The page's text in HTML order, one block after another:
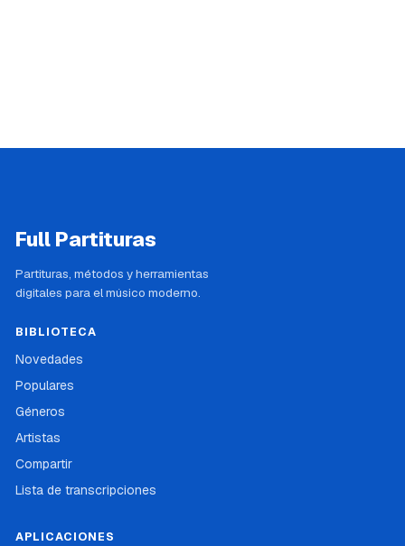
Full Partituras
Partituras, métodos y herramientas
digitales para el músico moderno.
BIBLIOTECA
Novedades
Populares
Géneros
Artistas
Compartir
Lista de transcripciones
APLICACIONES